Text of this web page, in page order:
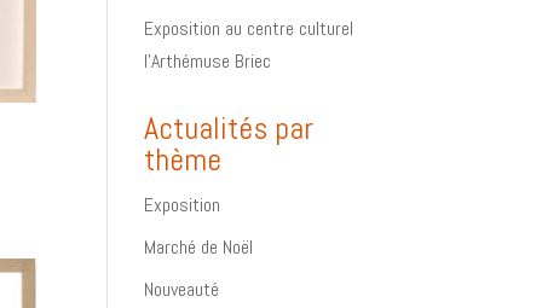
Exposition au centre culturel
l’Arthémuse Briec
Actualités par
thème
Exposition
Marché de Noël
Nouveauté